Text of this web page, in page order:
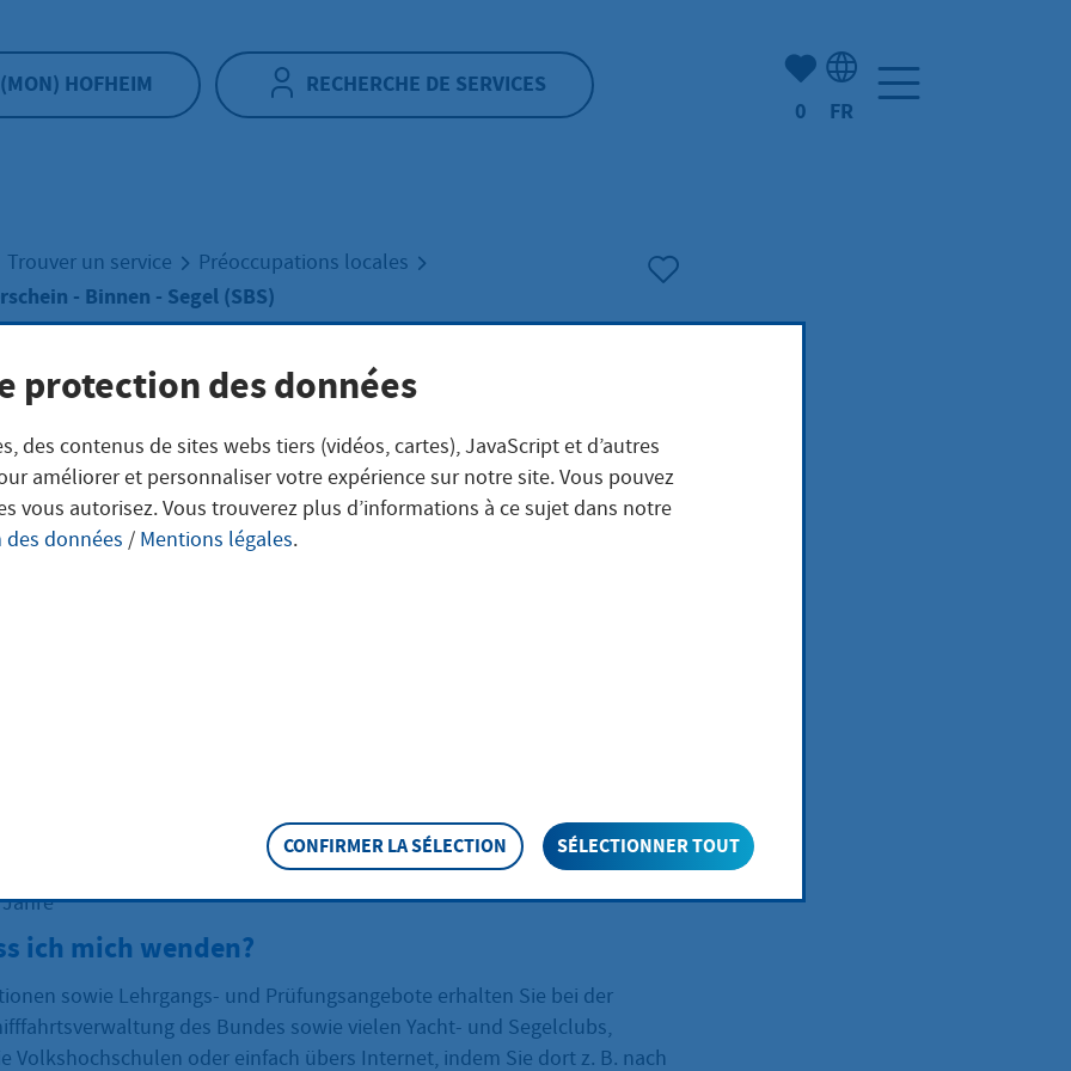
(MON) HOFHEIM RECHERCHE DE SERVICES
Nombre d'éléments mis en
0 FR
Trouver un service Préoccupations locales
- Binnen - Segel (SBS)
-
- Segel (SBS)
Abhängig vom Geltungsbereich sowie der Nutzungs- und Antriebsart des
wird unterschieden zwischen den Bereichen Motor und Segel.
Binnen Segel (SBS Binnen Segel) berechtigt zum
bis 15 m Länge unter Segel.
ich mich wenden?
sowie Lehrgangs- und Prüfungsangebote erhalten Sie bei der
des Bundes sowie vielen Yacht- und Segelclubs,
Volkshochschulen oder einfach übers Internet, indem Sie dort z. B. nach
protection des données
des contenus de sites webs tiers (vidéos, cartes), JavaScript et d’autres
améliorer et personnaliser votre expérience sur notre site. Vous pouvez
vous autorisez. Vous trouverez plus d’informations à ce sujet dans notre
données / Mentions légales.
CONFIRMER LA SÉLECTION SÉLECTIONNER TOUT